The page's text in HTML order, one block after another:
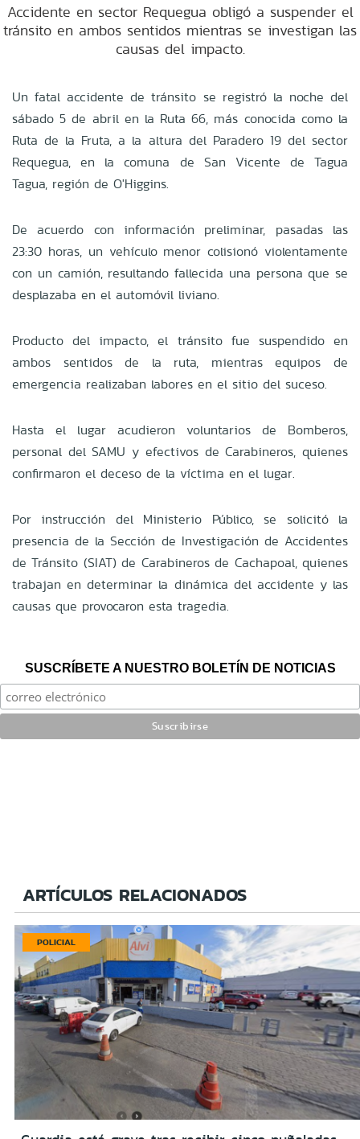
Accidente en sector Requegua obligó a suspender el
tránsito en ambos sentidos mientras se investigan las
causas del impacto.
Un fatal accidente de tránsito se registró la noche del
sábado 5 de abril en la Ruta 66, más conocida como la
Ruta de la Fruta, a la altura del Paradero 19 del sector
Requegua, en la comuna de San Vicente de Tagua
Tagua, región de O'Higgins.
De acuerdo con información preliminar, pasadas las
23:30 horas, un vehículo menor colisionó violentamente
con un camión, resultando fallecida una persona que se
desplazaba en el automóvil liviano.
Producto del impacto, el tránsito fue suspendido en
ambos sentidos de la ruta, mientras equipos de
emergencia realizaban labores en el sitio del suceso.
Hasta el lugar acudieron voluntarios de Bomberos,
personal del SAMU y efectivos de Carabineros, quienes
confirmaron el deceso de la víctima en el lugar.
Por instrucción del Ministerio Público, se solicitó la
presencia de la Sección de Investigación de Accidentes
de Tránsito (SIAT) de Carabineros de Cachapoal, quienes
trabajan en determinar la dinámica del accidente y las
causas que provocaron esta tragedia.
SUSCRÍBETE A NUESTRO BOLETÍN DE NOTICIAS
ARTÍCULOS RELACIONADOS
POLICIAL